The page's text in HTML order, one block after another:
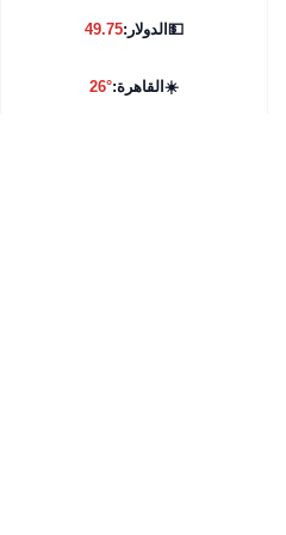
💵الدولار:49.75
☀️القاهرة:26°